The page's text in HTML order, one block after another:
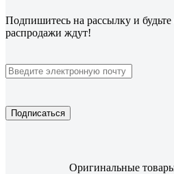
Подпишитесь на рассылку и
распродажи ждут!
Подписаться
Оригинальные